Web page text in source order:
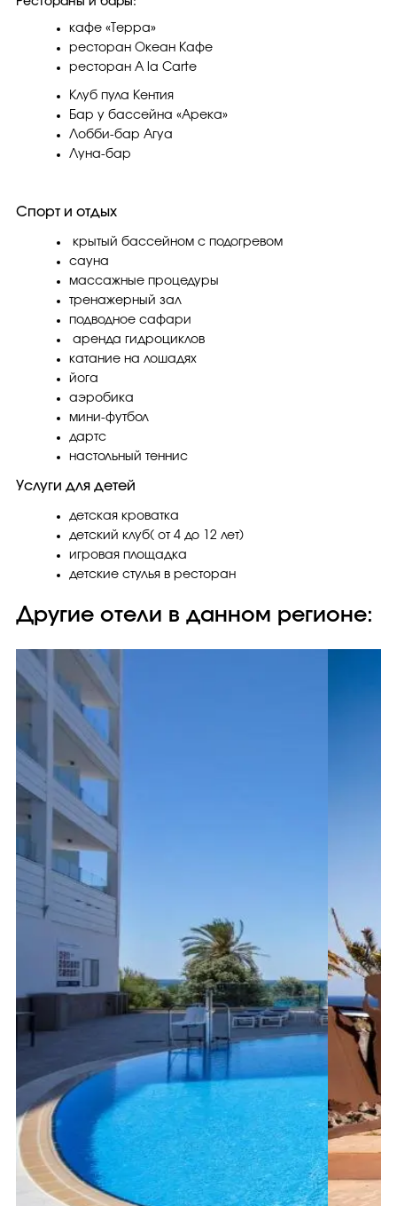
кафе «Терра»
ресторан Океан Кафе
ресторан A la Carte
Клуб пула Кентия
Бар у бассейна «Арека»
Лобби-бар Агуа
Луна-бар
Спорт и отдых
крытый бассейном с подогревом
сауна
массажные процедуры
тренажерный зал
подводное сафари
аренда гидроциклов
катание на лошадях
йога
аэробика
мини-футбол
дартс
настольный теннис
Услуги для детей
детская кроватка
детский клуб( от 4 до 12 лет)
игровая площадка
детские стулья в ресторан
Другие отели в данном регионе: